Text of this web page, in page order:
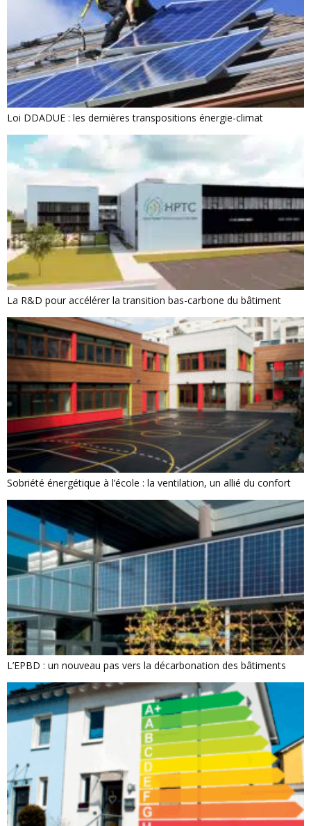
Loi DDADUE : les dernières transpositions énergie-climat
La R&D pour accélérer la transition bas-carbone du bâtiment
Sobriété énergétique à l’école : la ventilation, un allié du confort
L’EPBD : un nouveau pas vers la décarbonation des bâtiments